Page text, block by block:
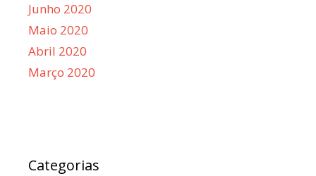
Junho 2020
Maio 2020
Abril 2020
Março 2020
Categorias